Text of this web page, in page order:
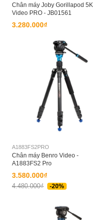
Chân máy Joby Gorillapod 5K
Video PRO - JB01561
3.280.000₫
A1883FS2PRO
Chân máy Benro Video -
A1883FS2 Pro
3.580.000₫
4.480.000₫ -20%